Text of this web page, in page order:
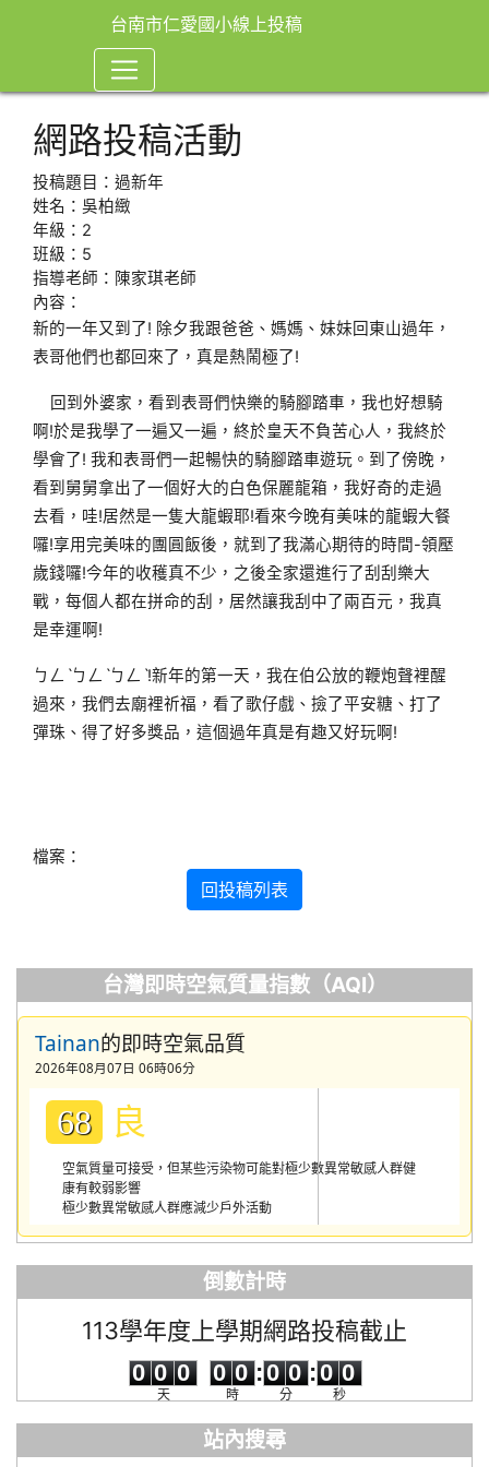
台南市仁愛國小線上投稿
網路投稿活動
投稿題目：過新年
姓名：吳柏緻
年級：2
班級：5
指導老師：陳家琪老師
內容：
新的一年又到了! 除夕我跟爸爸、媽媽、妹妹回東山過年，
表哥他們也都回來了，真是熱鬧極了!
回到外婆家，看到表哥們快樂的騎腳踏車，我也好想騎
啊!於是我學了一遍又一遍，終於皇天不負苦心人，我終於
學會了! 我和表哥們一起暢快的騎腳踏車遊玩。到了傍晚，
看到舅舅拿出了一個好大的白色保麗龍箱，我好奇的走過
去看，哇!居然是一隻大龍蝦耶!看來今晚有美味的龍蝦大餐
囉!享用完美味的團圓飯後，就到了我滿心期待的時間-領壓
歲錢囉!今年的收穫真不少，之後全家還進行了刮刮樂大
戰，每個人都在拼命的刮，居然讓我刮中了兩百元，我真
是幸運啊!
ㄅㄥˋㄅㄥˋㄅㄥˋ!新年的第一天，我在伯公放的鞭炮聲裡醒
過來，我們去廟裡祈福，看了歌仔戲、撿了平安糖、打了
彈珠、得了好多獎品，這個過年真是有趣又好玩啊!
檔案：
回投稿列表
台灣即時空氣質量指數（AQI）
Tainan的即時空氣品質
2026年08月07日 06時06分
68 良
空氣質量可接受，但某些污染物可能對極少數異常敏感人群健
康有較弱影響
極少數異常敏感人群應減少戶外活動
倒數計時
113學年度上學期網路投稿截止
0
0
0
0
0
天
0
0
0
0
時
:
0
0
0
0
分
:
0
0
0
0
秒
站內搜尋